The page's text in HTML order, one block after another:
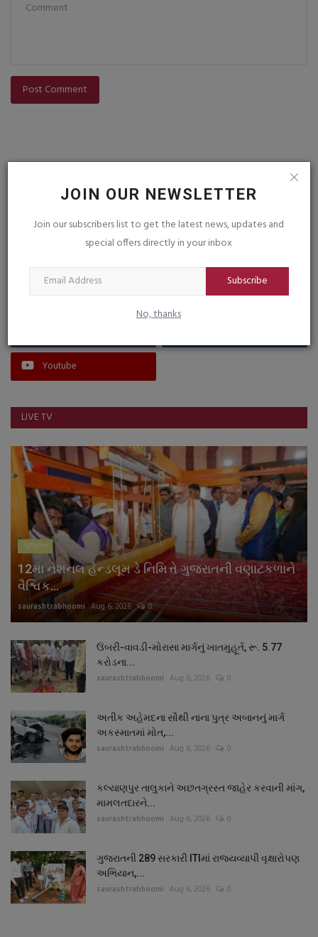
JOIN OUR NEWSLETTER
Join our subscribers list to get the latest news, updates and
special offers directly in your inbox
Subscribe
No, thanks
Post Comment
VOTING POLL
Youtube
LIVE TV
ગુજરાત
12મા નેશનલ હેન્ડલૂમ ડે નિમિત્તે ગુજરાતની વણાટકળાને
વૈશ્વિક...
saurashtrabhoomi Aug 6, 2026 0
ઉંબરી-વાવડી-મોરાસા માર્ગનું ખાતમુહૂર્ત, રૂ. 5.77
કરોડના...
saurashtrabhoomi Aug 6, 2026 0
અતીક અહેમદના સૌથી નાના પુત્ર અબાનનું માર્ગ
અકસ્માતમાં મોત,...
saurashtrabhoomi Aug 6, 2026 0
કલ્યાણપુર તાલુકાને અછતગ્રસ્ત જાહેર કરવાની માંગ,
મામલતદારને...
saurashtrabhoomi Aug 6, 2026 0
ગુજરાતની 289 સરકારી ITIમાં રાજ્યવ્યાપી વૃક્ષારોપણ
અભિયાન,...
saurashtrabhoomi Aug 6, 2026 0